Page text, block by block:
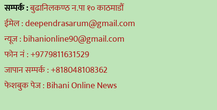
सम्पर्क :बुढानिलकण्ठ न.पा १० काठमाडौं
ईमेल : deependrasarum@gmail.com
न्यूज : bihanionline90@gmail.com
फोन नं : +9779811631529
जापान सम्पर्क : +818048108362
फेशबुक पेज : Bihani Online News